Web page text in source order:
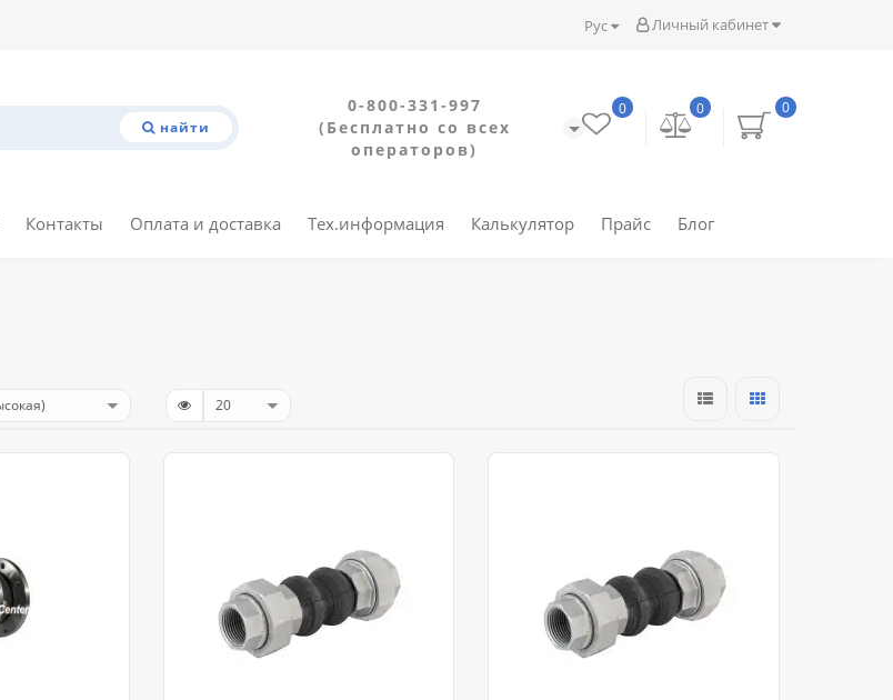
Личный кабинет
Рус
найти
0-800-331-997
(Бесплатно со всех
операторов)
0
0
0
Контакты Оплата и доставка Тех.информация Калькулятор Прайс Блог